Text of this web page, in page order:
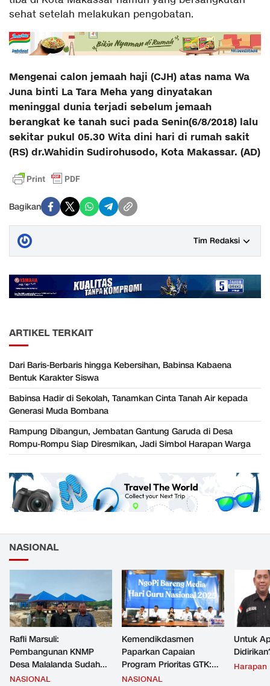
sehat setelah melakukan pengobatan.
Mengenai calon jemaah haji (CJH) atas nama Wa
Juna binti La Tara Meha yang dinyatakan
meninggal dunia terjadi sebelum jemaah
berangkat ke tanah suci pada Senin(6/8/2018) lalu
sekitar pukul 05.30 Wita dini hari di rumah sakit
(RS) dr.Wahidin Sudirohusodo, Kota Makassar. (AD)
Bagikan
Tim Redaksi
ARTIKEL TERKAIT
Dari Baris-Berbaris hingga Kebersihan, Babinsa Kabaena
Bentuk Karakter Siswa
Babinsa Hadir di Sekolah, Tanamkan Cinta Tanah Air kepada
Generasi Muda Bombana
Rampung Dibangun, Jembatan Gantung Garuda di Desa
Rompu-Rompu Siap Diresmikan, Jadi Simbol Harapan Warga
NASIONAL
Rafli Marsuli:
Pembangunan KNMP
Desa Malalanda Sudah
Mencapai 69 Persen dan
NASIONAL
Kemendikdasmen
Paparkan Capaian
Program Prioritas GTK:
Kompetensi Meningkat,
NASIONAL
Untuk
Harapan